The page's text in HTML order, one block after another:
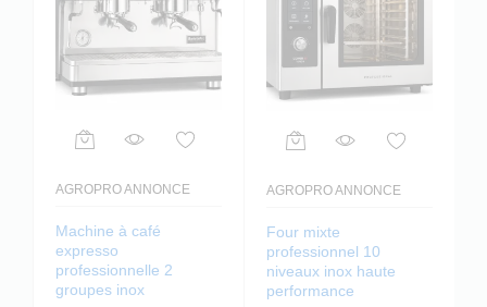
AGROPRO ANNONCE
Machine à café
expresso
professionnelle 2
groupes inox
AGROPRO ANNONCE
Four mixte
professionnel 10
niveaux inox haute
performance